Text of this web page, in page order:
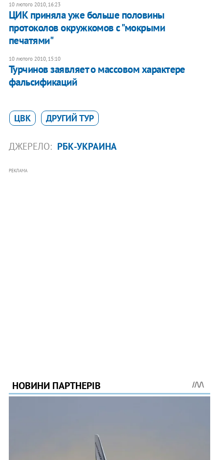
10 лютого 2010, 16:23
ЦИК приняла уже больше половины
протоколов окружкомов с "мокрыми
печатями"
10 лютого 2010, 15:10
Турчинов заявляет о массовом характере
фальсификаций
ЦВК ДРУГИЙ ТУР
ДЖЕРЕЛО: РБК-УКРАИНА
РЕКЛАМА